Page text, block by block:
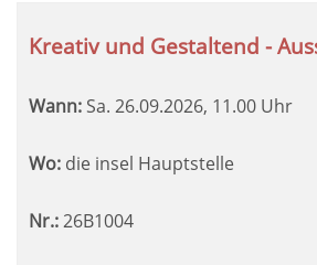
Kreativ und Gestaltend -
Wann: Sa. 26.09.2026, 11.00 Uhr
Wo: die insel Hauptstelle
Nr.:26B1004